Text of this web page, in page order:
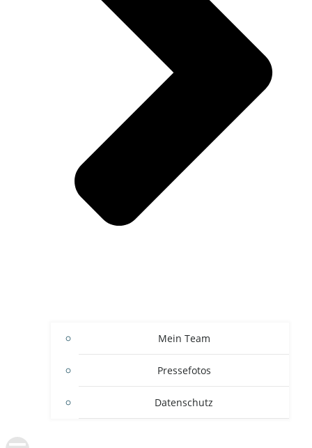
Mein Team
Pressefotos
Datenschutz